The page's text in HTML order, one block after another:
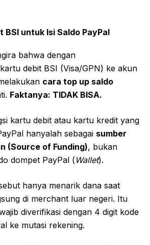
untuk Isi Saldo PayPal
bahwa dengan
debit BSI (Visa/GPN) ke akun
cara top up saldo
Faktanya: TIDAK BISA.
kartu debit atau kartu kredit yang
hanyalah sebagai sumber
(Source of Funding), bukan
dompet PayPal ( Wallet).
hanya menarik dana saat
di merchant luar negeri. Itu
diverifikasi dengan 4 digit kode
ke mutasi rekening.